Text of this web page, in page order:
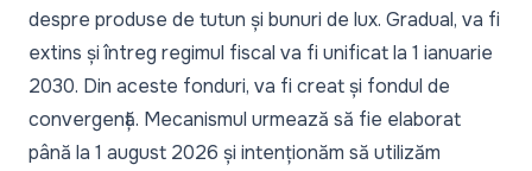
despre produse de tutun și bunuri de lux. Gradual, va fi
extins și întreg regimul fiscal va fi unificat la 1 ianuarie
2030. Din aceste fonduri, va fi creat și fondul de
convergență. Mecanismul urmează să fie elaborat
până la 1 august 2026 și intenționăm să utilizăm